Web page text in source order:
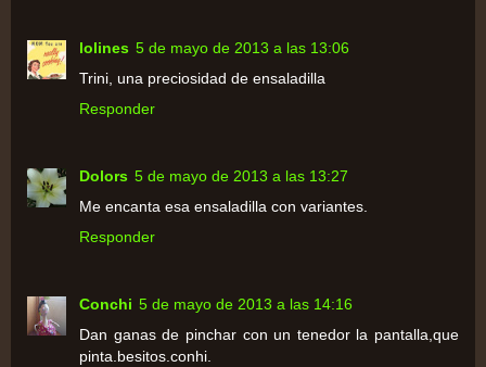
lolines 5 de mayo de 2013 a las 13:06
Trini, una preciosidad de ensaladilla
Responder
Dolors 5 de mayo de 2013 a las 13:27
Me encanta esa ensaladilla con variantes.
Responder
Conchi 5 de mayo de 2013 a las 14:16
Dan ganas de pinchar con un tenedor la pantalla,que
pinta.besitos.conhi.